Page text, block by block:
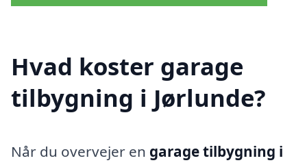
Hvad koster garage
tilbygning i Jørlunde?
Når du overvejer en garage tilbygning i